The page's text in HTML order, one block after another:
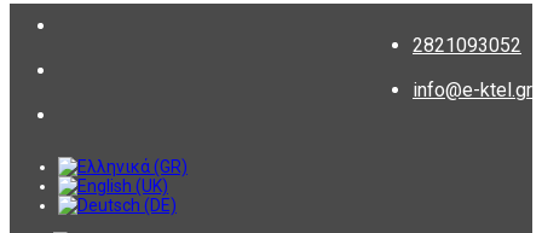
2821093052
info@e-ktel.gr